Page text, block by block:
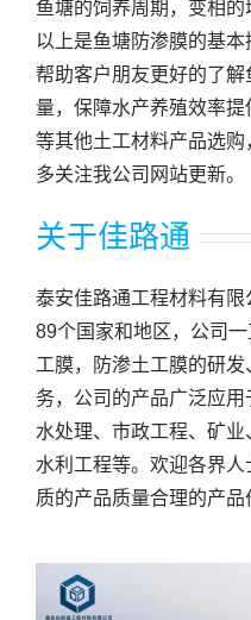
鱼塘的饲养周期，变相的
以上是鱼塘防渗膜的基
帮助客户朋友更好的了
量，保障水产养殖效率
等其他土工材料产品选
多关注我公司网站更新。
关于佳路通
泰安佳路通工程材料有
89个国家和地区，公司
工膜，防渗土工膜的研
务，公司的产品广泛应
水处理、市政工程、矿
水利工程等。欢迎各界
质的产品质量合理的产品